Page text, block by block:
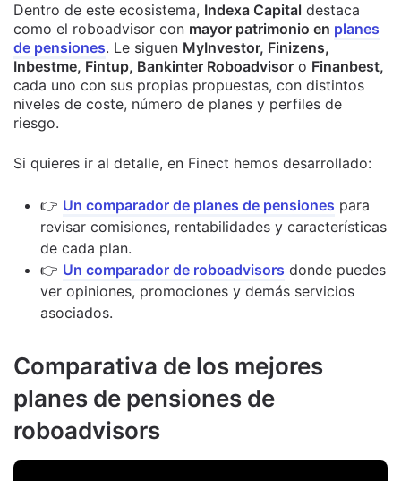
Dentro de este ecosistema, Indexa Capital destaca
como el roboadvisor con mayor patrimonio en planes
de pensiones. Le siguen MyInvestor, Finizens,
Inbestme, Fintup, Bankinter Roboadvisor o Finanbest,
cada uno con sus propias propuestas, con distintos
niveles de coste, número de planes y perfiles de
riesgo.
Si quieres ir al detalle, en Finect hemos desarrollado:
👉 Un comparador de planes de pensiones para
revisar comisiones, rentabilidades y características
de cada plan.
👉 Un comparador de roboadvisors donde puedes
ver opiniones, promociones y demás servicios
asociados.
Comparativa de los mejores
planes de pensiones de
roboadvisors